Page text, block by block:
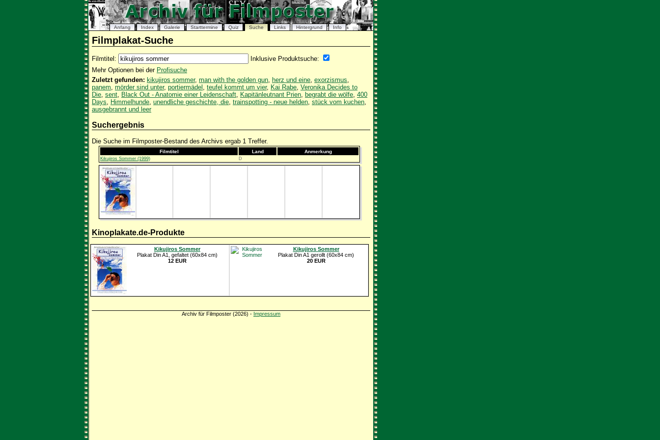
Anfang Index Galerie Starttermine Quiz Suche Links Hintergrund Info
Filmplakat-Suche
Filmtitel:
Inklusive Produktsuche:
Mehr Optionen bei der Profisuche
Zuletzt gefunden: kikujiros sommer, man with the golden gun, herz und eine, exorzismus,
panem, mörder sind unter, portiermädel , teufel kommt um vier, Kai Rabe, Veronika Decides to
Die, sent, Black Out - Anatomie einer Leidenschaft, Kapitänleutnant Prien, begrabt die wölfe, 400
Days, Himmelhunde, unendliche geschichte, die, trainspotting - neue helden, stück vom kuchen,
ausgebrannt und leer
Suchergebnis
Die Suche im Filmposter-Bestand des Archivs ergab 1 Treffer.
Filmtitel Land Anmerkung
Kikujiros Sommer (1999) D
Kinoplakate.de-Produkte
Kikujiros Sommer
Plakat Din A1, gefaltet (60x84 cm)
12 EUR
Kikujiros Sommer
Plakat Din A1 gerollt (60x84 cm)
20 EUR
Archiv für Filmposter (2026) - Impressum